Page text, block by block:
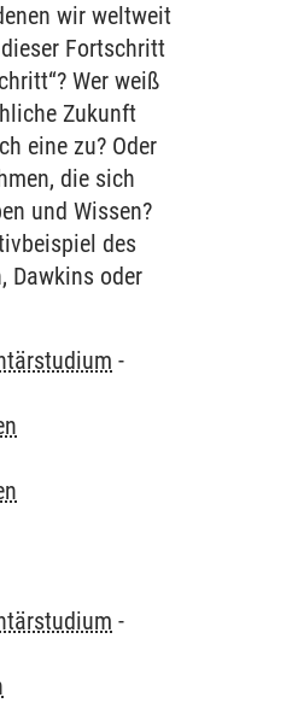
wir weltweit
Fortschritt
Wer weiß
Zukunft
eine zu? Oder
die sich
und Wissen?
des
Dawkins oder
-
-